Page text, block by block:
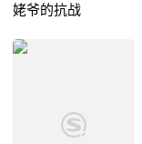
姥爷的抗战